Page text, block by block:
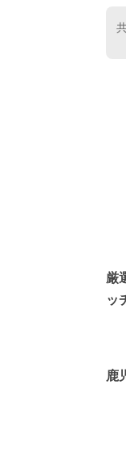
厳
ッ
鹿